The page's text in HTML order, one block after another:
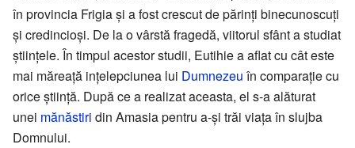
în provincia Frigia și a fost crescut de părinți binecunoscuți
și credincioși. De la o vârstă fragedă, viitorul sfânt a studiat
științele. În timpul acestor studii, Eutihie a aflat cu cât este
mai măreață ințelepciunea lui Dumnezeu în comparație cu
orice știință. După ce a realizat aceasta, el s-a alăturat
unei mănăstiri din Amasia pentru a-și trăi viața în slujba
Domnului.